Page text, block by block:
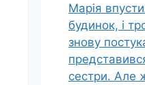
Марія
будинок, і
знову
сестри. Але